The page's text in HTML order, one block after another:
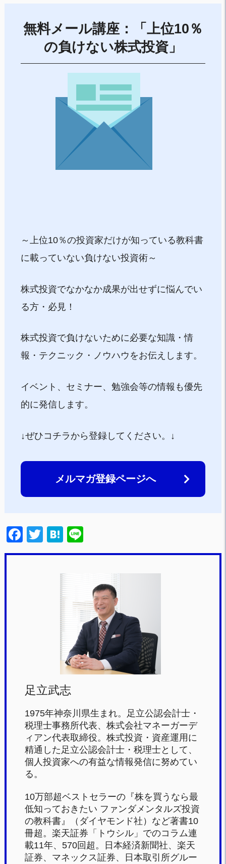
無料メール講座：「上位10％
の負けない株式投資」
～上位10％の投資家だけが知っている教科書
に載っていない負けない投資術～
株式投資でなかなか成果が出せずに悩んでい
る方・必見！
株式投資で負けないために必要な知識・情
報・テクニック・ノウハウをお伝えします。
イベント、セミナー、勉強会等の情報も優先
的に発信します。
↓ぜひコチラから登録してください。↓
メルマガ登録ページへ
F
a
T
wi
H
at
n
a
n
足立武志
1975年神奈川県生まれ。足立公認会計士・
税理士事務所代表、株式会社マネーガーデ
ィアン代表取締役。株式投資・資産運用に
精通した足立公認会計士・税理士として、
個人投資家への有益な情報発信に努めてい
る。
10万部超ベストセラーの『株を買うなら最
低知っておきたい ファンダメンタルズ投資
の教科書』（ダイヤモンド社）など著書10
冊超。楽天証券「トウシル」でのコラム連
載11年、570回超。日本経済新聞社、楽天
証券、マネックス証券、日本取引所グルー